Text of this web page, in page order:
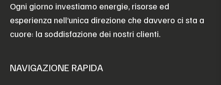
Ogni giorno investiamo energie, risorse ed
esperienza nell’unica direzione che davvero ci sta a
cuore: la soddisfazione dei nostri clienti.
NAVIGAZIONE RAPIDA